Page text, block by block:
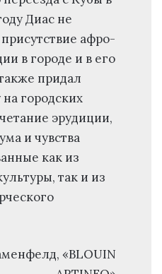
Диас не
афро-
в городе и в его
придал
городских
эрудиции,
и чувства
как из
так и из
«BLOUIN